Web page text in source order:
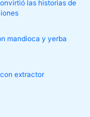
las historias de
mandioca y yerba
extractor